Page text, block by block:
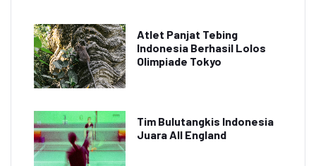
Atlet Panjat Tebing
Indonesia Berhasil Lolos
Olimpiade Tokyo
Tim Bulutangkis Indonesia
Juara All England